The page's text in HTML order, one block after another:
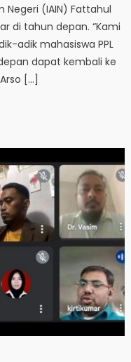
Negeri (IAIN) Fattahul
di tahun depan. “Kami
adik mahasiswa PPL
dapat kembali ke
[…]